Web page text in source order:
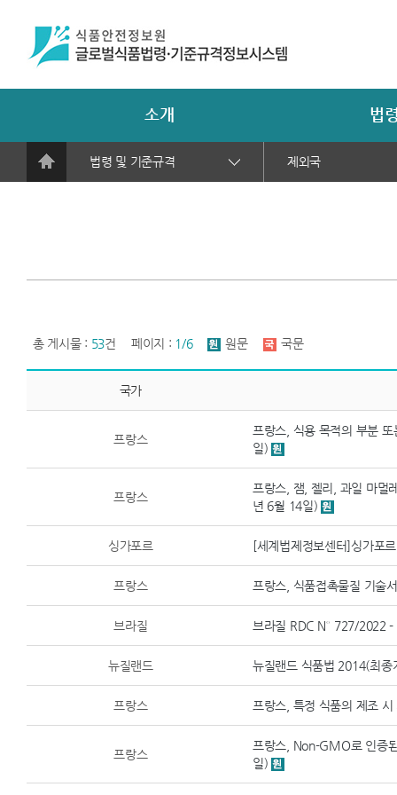
소개 법
법령 및 기준규격 제외국
총 게시물 : 53건 페이지 : 1/6 원문 국문
국가
프랑스
프랑스, 식용 목적의 부분
일)
프랑스
프랑스, 잼, 젤리, 과일 마멀
년 6월 14일)
싱가포르 [세계법제정보센터]싱가포
프랑스 프랑스, 식품접촉물질 기술
브라질 브라질 RDC N° 727/2022
뉴질랜드 뉴질랜드 식품법 2014(최
프랑스 프랑스, 특정 식품의 제조
프랑스
프랑스, Non-GMO로 인증
일)